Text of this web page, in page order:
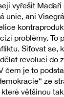
vyřešit
unie, ani
problémy. To
Síťovat se,
revoluci do
čem je to
ze
většinou